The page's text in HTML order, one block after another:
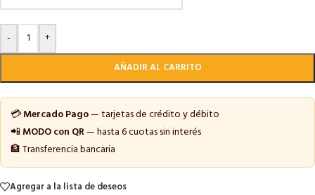
-
+
AÑADIR AL CARRITO
💳Mercado Pago— tarjetas de crédito y débito
📲MODO con QR— hasta 6 cuotas sin interés
🏦 Transferencia bancaria
Agregar a la lista de deseos